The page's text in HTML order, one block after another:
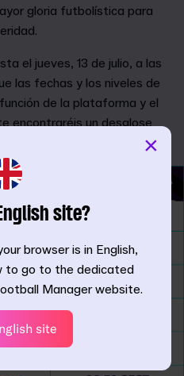
gloria futbolística para
el jueves, 13 de julio, a las
las fechas y los niveles de
de la plataforma y el
encontraréis un desglose
site?
browser is in English,
to go to the dedicated
Manager website.
site
×